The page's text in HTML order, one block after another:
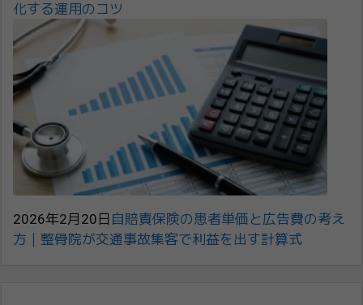
化する運用のコツ
2026年2月20日 自賠責保険の患者単価と広告費の考え
方｜整骨院が交通事故集客で利益を出す計算式